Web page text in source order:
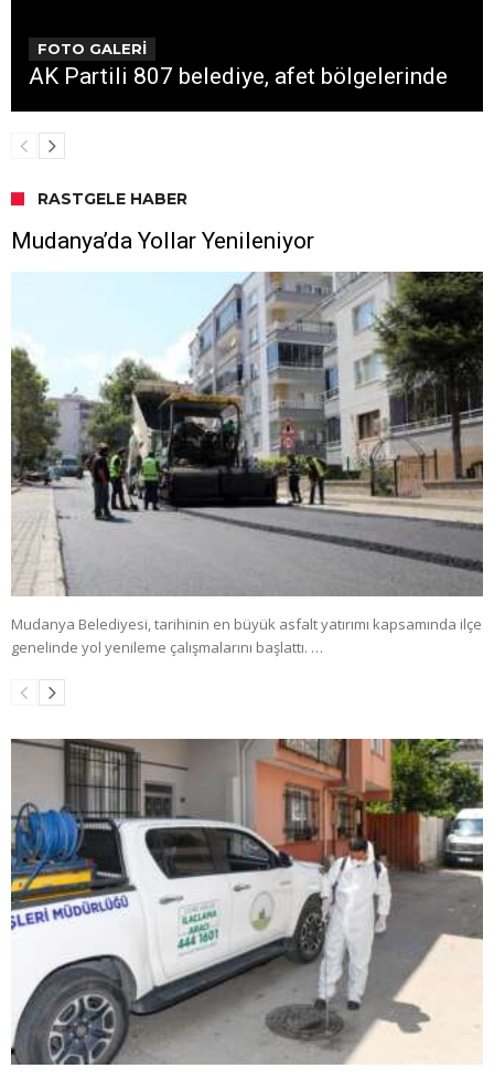
FOTO GALERİ
AK Partili 807 belediye, afet bölgelerinde
RASTGELE HABER
Mudanya’da Yollar Yenileniyor
Mudanya Belediyesi, tarihinin en büyük asfalt yatırımı kapsamında ilçe
genelinde yol yenileme çalışmalarını başlattı. …